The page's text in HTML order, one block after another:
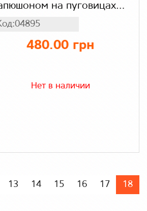
на пуговицах
480.00 грн
Нет в наличии
13 14 15 16 17 18